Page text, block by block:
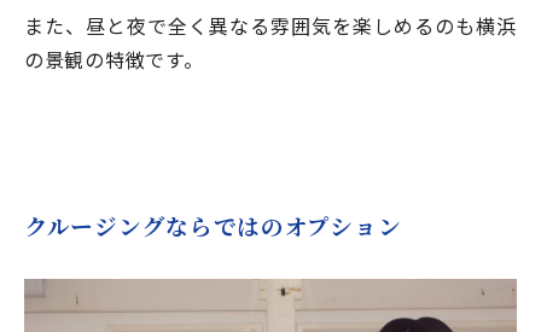
また、昼と夜で全く異なる雰囲気を楽しめるのも横浜
の景観の特徴です。
クルージングならではのオプション